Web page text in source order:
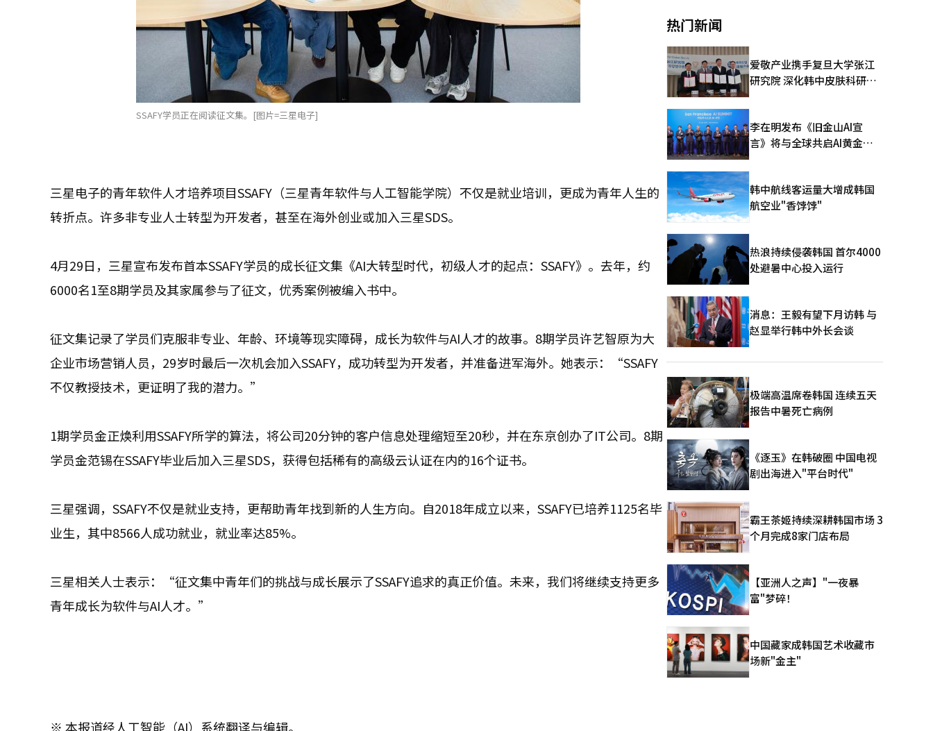
SSAFY学员正在阅读征文集。[图片=三星电子]
三星电子的青年软件人才培养项目SSAFY（三星青年软件与人工智能学院）不仅是就业培训，更成为青年人生的
转折点。许多非专业人士转型为开发者，甚至在海外创业或加入三星SDS。
4月29日，三星宣布发布首本SSAFY学员的成长征文集《AI大转型时代，初级人才的起点：SSAFY》。去年，约
6000名1至8期学员及其家属参与了征文，优秀案例被编入书中。
征文集记录了学员们克服非专业、年龄、环境等现实障碍，成长为软件与AI人才的故事。8期学员许艺智原为大
企业市场营销人员，29岁时最后一次机会加入SSAFY，成功转型为开发者，并准备进军海外。她表示：“SSAFY
不仅教授技术，更证明了我的潜力。”
1期学员金正焕利用SSAFY所学的算法，将公司20分钟的客户信息处理缩短至20秒，并在东京创办了IT公司。8期
学员金范锡在SSAFY毕业后加入三星SDS，获得包括稀有的高级云认证在内的16个证书。
三星强调，SSAFY不仅是就业支持，更帮助青年找到新的人生方向。自2018年成立以来，SSAFY已培养1125名毕
业生，其中8566人成功就业，就业率达85%。
三星相关人士表示：“征文集中青年们的挑战与成长展示了SSAFY追求的真正价值。未来，我们将继续支持更多
青年成长为软件与AI人才。”
※ 本报道经人工智能（AI）系统翻译与编辑。
热门新闻
爱敬产业携手复旦大学张江
研究院 深化韩中皮肤科研合
李在明发布《旧金山AI宣
言》将与全球共启AI黄金时
韩中航线客运量大增成韩国
航空业"香饽饽"
热浪持续侵袭韩国 首尔4000
处避暑中心投入运行
消息：王毅有望下月访韩 与
赵显举行韩中外长会谈
极端高温席卷韩国 连续五天
报告中暑死亡病例
《逐玉》在韩破圈 中国电视
剧出海进入"平台时代"
霸王茶姬持续深耕韩国市场 3
个月完成8家门店布局
【亚洲人之声】"一夜暴
富"梦碎！
中国藏家成韩国艺术收藏市
场新"金主"